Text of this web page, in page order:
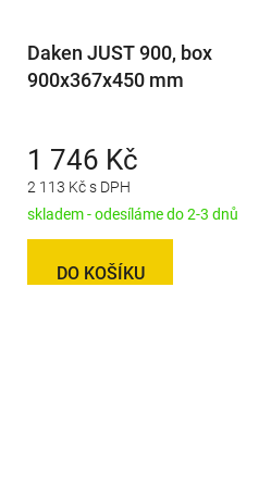
Daken JUST 900, box
900x367x450 mm
2 113 Kč s DPH
1 746 Kč
skladem - odesíláme do 2-3 dnů
DO KOŠÍKU